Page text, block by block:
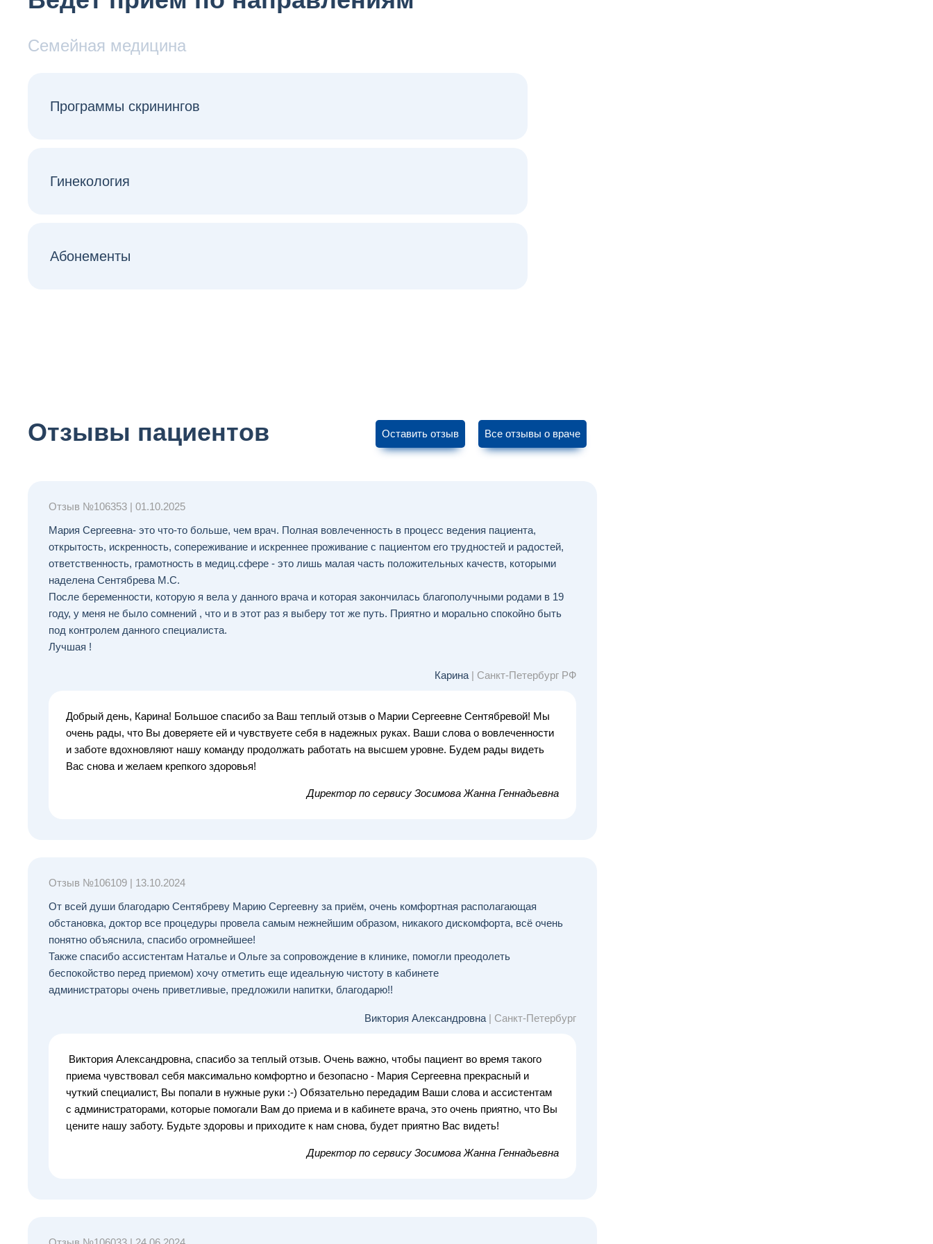
Семейная медицина
Программы скринингов
Гинекология
Абонементы
Отзывы пациентов Оставить отзыв Все отзывы о враче
Отзыв №106353 | 01.10.2025
Мария Сергеевна- это что-то больше, чем врач. Полная вовлеченность в процесс ведения пациента,
открытость, искренность, сопереживание и искреннее проживание с пациентом его трудностей и радостей,
ответственность, грамотность в медиц.сфере - это лишь малая часть положительных качеств, которыми
наделена Сентябрева М.С.
После беременности, которую я вела у данного врача и которая закончилась благополучными родами в 19
году, у меня не было сомнений , что и в этот раз я выберу тот же путь. Приятно и морально спокойно быть
под контролем данного специалиста.
Лучшая !
Карина | Санкт-Петербург РФ
Добрый день, Карина! Большое спасибо за Ваш теплый отзыв о Марии Сергеевне Сентябревой! Мы
очень рады, что Вы доверяете ей и чувствуете себя в надежных руках. Ваши слова о вовлеченности
и заботе вдохновляют нашу команду продолжать работать на высшем уровне. Будем рады видеть
Вас снова и желаем крепкого здоровья!
Директор по сервису Зосимова Жанна Геннадьевна
Отзыв №106109 | 13.10.2024
От всей души благодарю Сентябреву Марию Сергеевну за приём, очень комфортная располагающая
обстановка, доктор все процедуры провела самым нежнейшим образом, никакого дискомфорта, всё очень
понятно объяснила, спасибо огромнейшее!
Также спасибо ассистентам Наталье и Ольге за сопровождение в клинике, помогли преодолеть
беспокойство перед приемом) хочу отметить еще идеальную чистоту в кабинете
администраторы очень приветливые, предложили напитки, благодарю!!
Виктория Александровна | Санкт-Петербург
Виктория Александровна, спасибо за теплый отзыв. Очень важно, чтобы пациент во время такого
приема чувствовал себя максимально комфортно и безопасно - Мария Сергеевна прекрасный и
чуткий специалист, Вы попали в нужные руки :-) Обязательно передадим Ваши слова и ассистентам
с администраторами, которые помогали Вам до приема и в кабинете врача, это очень приятно, что Вы
цените нашу заботу. Будьте здоровы и приходите к нам снова, будет приятно Вас видеть!
Директор по сервису Зосимова Жанна Геннадьевна